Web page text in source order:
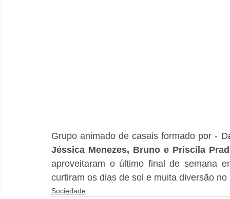
Grupo animado de casais formado por - D
Jéssica Menezes, Bruno e Priscila
aproveitaram o último final de semana
curtiram os dias de sol e muita diversão
Sociedade